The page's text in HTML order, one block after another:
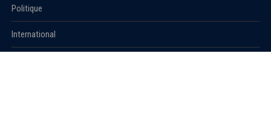
Politique
International